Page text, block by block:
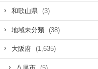
和歌山県 (3)
地域未分類 (38)
大阪府 (1,635)